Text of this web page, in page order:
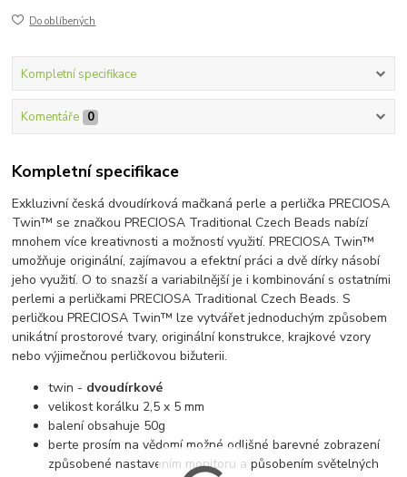
Do oblíbených
Kompletní specifikace
Komentáře 0
Kompletní specifikace
Exkluzivní česká dvoudírková mačkaná perle a perlička PRECIOSA
Twin™ se značkou PRECIOSA Traditional Czech Beads nabízí
mnohem více kreativnosti a možností využití. PRECIOSA Twin™
umožňuje originální, zajímavou a efektní práci a dvě dírky násobí
jeho využití. O to snazší a variabilnější je i kombinování s ostatními
perlemi a perličkami PRECIOSA Traditional Czech Beads. S
perličkou PRECIOSA Twin™ lze vytvářet jednoduchým způsobem
unikátní prostorové tvary, originální konstrukce, krajkové vzory
nebo výjimečnou perličkovou bižuterii.
twin - dvoudírkové
velikost korálku 2,5 x 5 mm
balení obsahuje 50g
berte prosím na vědomí možné odlišné barevné zobrazení
způsobené nastavením monitoru a působením světelných